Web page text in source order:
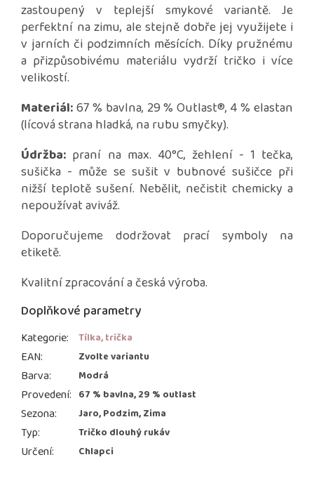
zastoupený v teplejší smykové variantě. Je
perfektní na zimu, ale stejně dobře jej využijete i
v jarních či podzimních měsících. Díky pružnému
a přizpůsobivému materiálu vydrží tričko i více
velikostí.
Materiál:67 % bavlna, 29 % Outlast®, 4 % elastan
(lícová strana hladká, na rubu smyčky).
Údržba: praní na max. 40°C, žehlení - 1 tečka,
sušička - může se sušit v bubnové sušičce při
nižší teplotě sušení. Nebělit, nečistit chemicky a
nepoužívat aviváž.
Doporučujeme dodržovat prací symboly na
etiketě.
Kvalitní zpracování a česká výroba.
Doplňkové parametry
Kategorie: Tílka, trička
EAN: Zvolte variantu
Barva: Modrá
Provedení: 67 % bavlna, 29 % outlast
Sezona: Jaro, Podzim, Zima
Typ: Tričko dlouhý rukáv
Určení: Chlapci